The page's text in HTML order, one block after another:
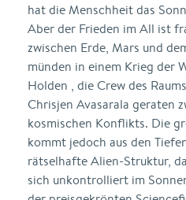
hat die Menschheit das
Aber der Frieden im All ist
zwischen Erde, Mars und
münden in einem Krieg der
Holden , die Crew des
Chrisjen Avasarala geraten
kosmischen Konflikts. Die
kommt jedoch aus den
rätselhafte Alien-Struktur,
sich unkontrolliert im